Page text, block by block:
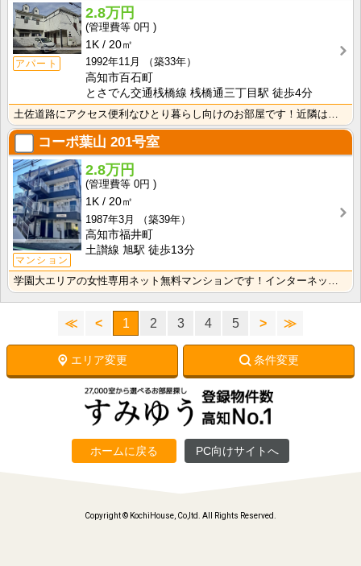
アパート
2.8万円
0円
1K
20㎡
1992年11月
（築33年）
高知市百石町
とさでん交通桟橋線 桟橋通三丁目駅 徒歩4分
土佐道路にアクセス便利なひとり暮らし向けのお部屋です！近隣はスーパーやコンビニの豊富な暮らしやすいエ･･･
コーポ葉山 201号室
マンション
2.8万円
0円
1K
20㎡
1987年3月
（築39年）
高知市福井町
土讃線 旭駅 徒歩13分
学園大エリアの女性専用ネット無料マンションです！インターネット月額接続使用無料なので、月々の生活費の･･･
≪ < 1 2 3 4 5 > ≫
エリア変更 条件変更
ホームに戻る PC向けサイトへ
Copyright © KochiHouse, Co,ltd. All Rights Reserved.